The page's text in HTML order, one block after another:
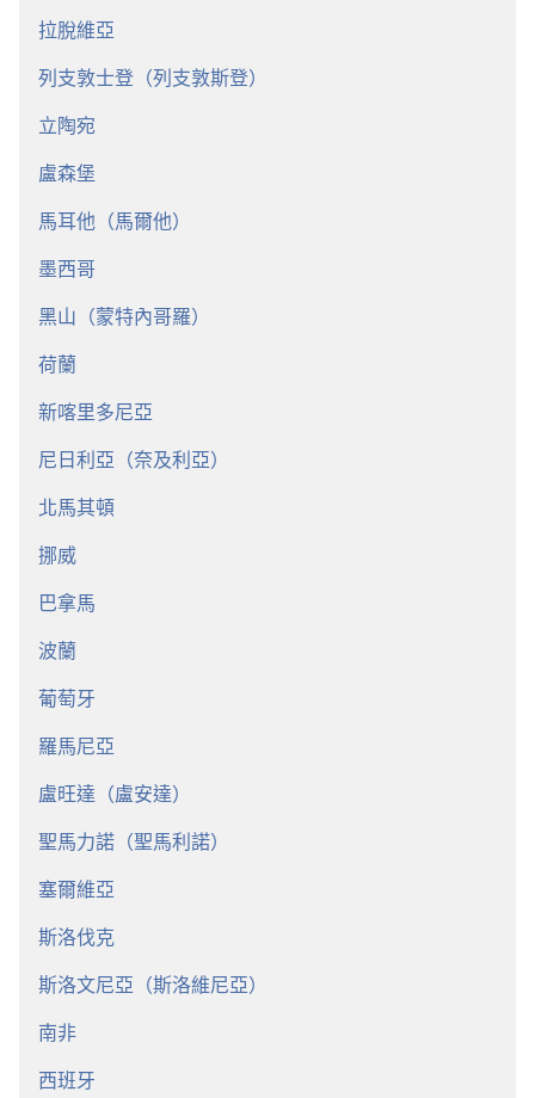
拉脫維亞
列支敦士登（列支敦斯登）
立陶宛
盧森堡
馬耳他（馬爾他）
墨西哥
黑山（蒙特內哥羅）
荷蘭
新喀里多尼亞
尼日利亞（奈及利亞）
北馬其頓
挪威
巴拿馬
波蘭
葡萄牙
羅馬尼亞
盧旺達（盧安達）
聖馬力諾（聖馬利諾）
塞爾維亞
斯洛伐克
斯洛文尼亞（斯洛維尼亞）
南非
西班牙